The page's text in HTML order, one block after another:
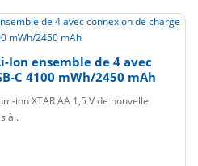
Ion ensemble de 4 avec
C 4100 mWh/2450 mAh
ion XTAR AA 1,5 V de nouvelle
à..